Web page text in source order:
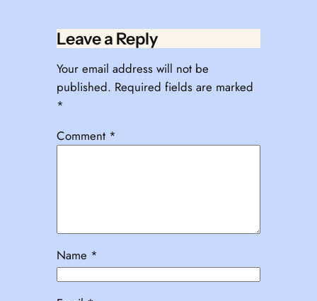
Leave a Reply
Your email address will not be
published. Required fields are marked
*
Comment *
Name *